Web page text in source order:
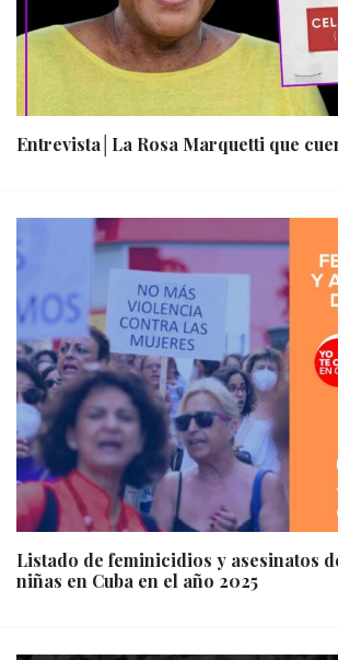
Entrevista│La Rosa Marquetti que
Listado de feminicidios y asesinatos
niñas en Cuba en el año 2025